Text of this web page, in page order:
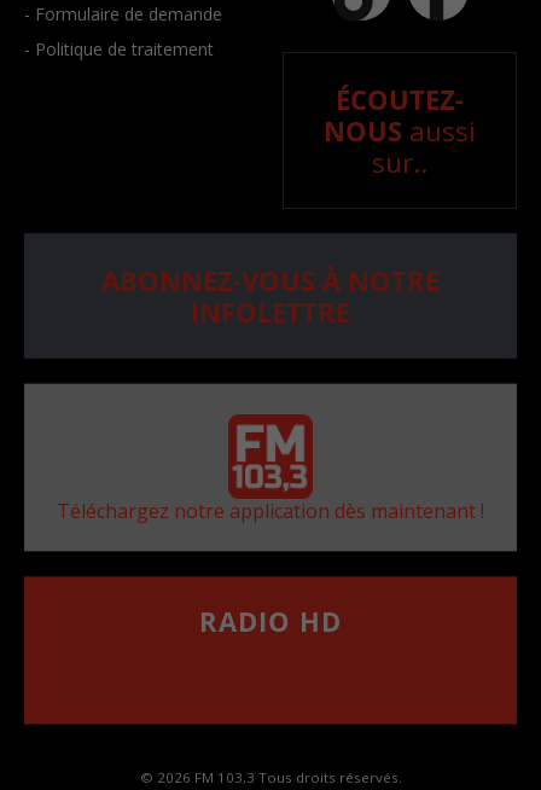
- Formulaire de demande
- Politique de traitement
ÉCOUTEZ-
NOUS aussi
sur..
ABONNEZ-VOUS À NOTRE
INFOLETTRE
Téléchargez notre application dès maintenant !
RADIO HD
© 2026 FM 103,3 Tous droits réservés.